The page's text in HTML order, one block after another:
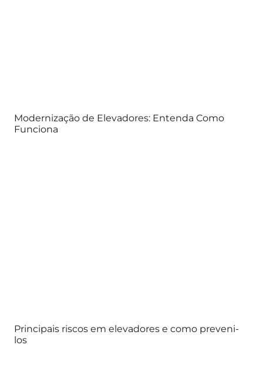
Modernização de Elevadores: Entenda Como
Funciona
Principais riscos em elevadores e como preveni-
los